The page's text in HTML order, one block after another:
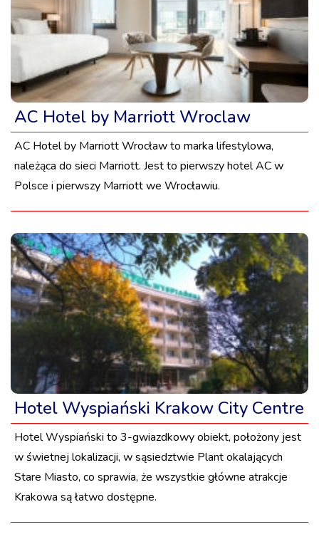
AC Hotel by Marriott Wroclaw
AC Hotel by Marriott Wrocław to marka lifestylowa,
należąca do sieci Marriott. Jest to pierwszy hotel AC w
Polsce i pierwszy Marriott we Wrocławiu.
Hotel Wyspiański Krakow City Centre
Hotel Wyspiański to 3-gwiazdkowy obiekt, położony jest
w świetnej lokalizacji, w sąsiedztwie Plant okalających
Stare Miasto, co sprawia, że wszystkie główne atrakcje
Krakowa są łatwo dostępne.